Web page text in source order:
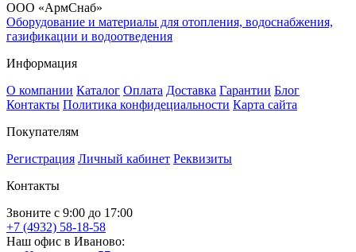
ООО «АрмСнаб»
Оборудование и материалы для отопления, водоснабжения,
газификации и водоотведения
Информация
О компании Каталог Оплата Доставка Гарантии Блог
Контакты Политика конфидециальности Карта сайта
Покупателям
Регистрация Личный кабинет Реквизиты
Контакты
Звоните с 9:00 до 17:00
+7 (4932) 58-18-58
Наш офис в Иваново: